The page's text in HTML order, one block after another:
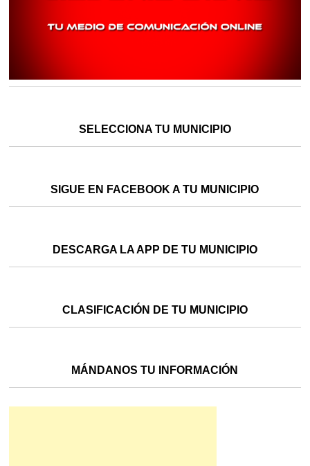
SELECCIONA TU MUNICIPIO
SIGUE EN FACEBOOK A TU MUNICIPIO
DESCARGA LA APP DE TU MUNICIPIO
CLASIFICACIÓN DE TU MUNICIPIO
MÁNDANOS TU INFORMACIÓN